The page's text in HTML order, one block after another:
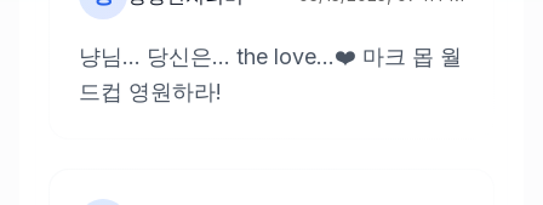
냥님... 당신은... the love...❤️ 마크 몹 월
드컵 영원하라!